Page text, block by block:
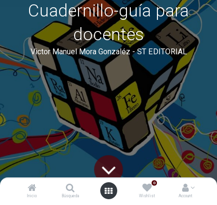
Inicio Búsqueda
0
Wishlist Account
Cuadernillo-guía para
docentes
Victor Manuel Mora Gonzaléz - ST EDITORIAL